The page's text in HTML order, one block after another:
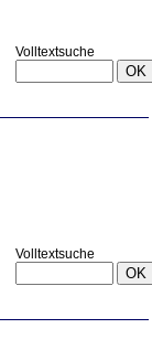
Volltextsuche
Volltextsuche